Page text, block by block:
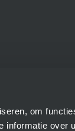
om
informatie over